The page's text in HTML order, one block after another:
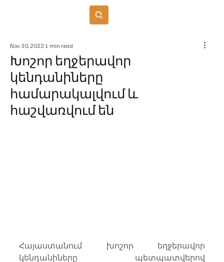
Խոշոր եղջերավոր
կենդանիները
համարակալվում և
հաշվառվում են
Nov 30, 2022 1 min read
Հայաստանում խոշոր եղջերավոր
կենդանիները պետպատվերով